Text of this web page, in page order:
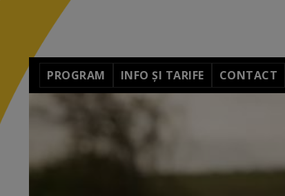
PROGRAM INFO ȘI TARIFE CONTACT